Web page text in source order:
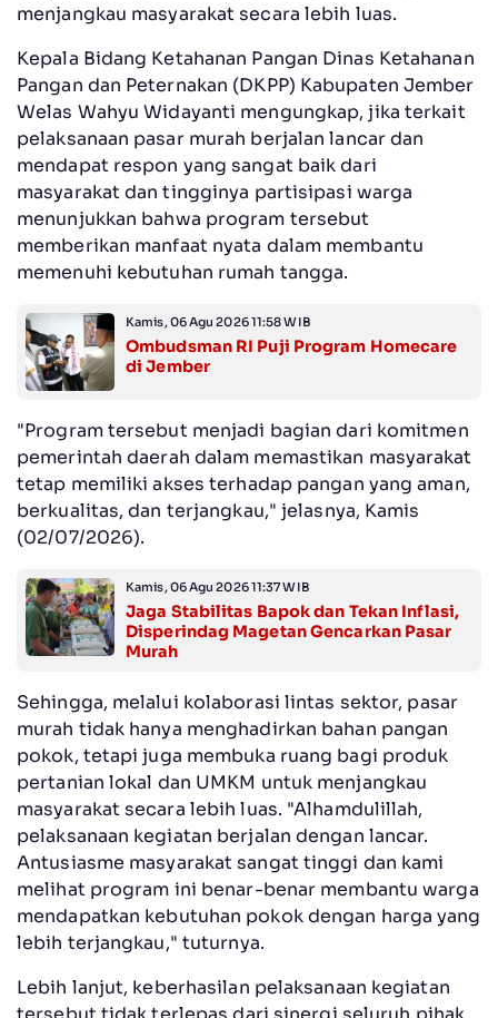
menjangkau masyarakat secara lebih luas.
Kepala Bidang Ketahanan Pangan Dinas Ketahanan
Pangan dan Peternakan (DKPP) Kabupaten Jember
Welas Wahyu Widayanti mengungkap, jika terkait
pelaksanaan pasar murah berjalan lancar dan
mendapat respon yang sangat baik dari
masyarakat dan tingginya partisipasi warga
menunjukkan bahwa program tersebut
memberikan manfaat nyata dalam membantu
memenuhi kebutuhan rumah tangga.
Kamis, 06 Agu 2026 11:58 WIB
Ombudsman RI Puji Program Homecare
di Jember
"Program tersebut menjadi bagian dari komitmen
pemerintah daerah dalam memastikan masyarakat
tetap memiliki akses terhadap pangan yang aman,
berkualitas, dan terjangkau," jelasnya, Kamis
(02/07/2026).
Kamis, 06 Agu 2026 11:37 WIB
Jaga Stabilitas Bapok dan Tekan Inflasi,
Disperindag Magetan Gencarkan Pasar
Murah
Sehingga, melalui kolaborasi lintas sektor, pasar
murah tidak hanya menghadirkan bahan pangan
pokok, tetapi juga membuka ruang bagi produk
pertanian lokal dan UMKM untuk menjangkau
masyarakat secara lebih luas. "Alhamdulillah,
pelaksanaan kegiatan berjalan dengan lancar.
Antusiasme masyarakat sangat tinggi dan kami
melihat program ini benar-benar membantu warga
mendapatkan kebutuhan pokok dengan harga yang
lebih terjangkau," tuturnya.
Lebih lanjut, keberhasilan pelaksanaan kegiatan